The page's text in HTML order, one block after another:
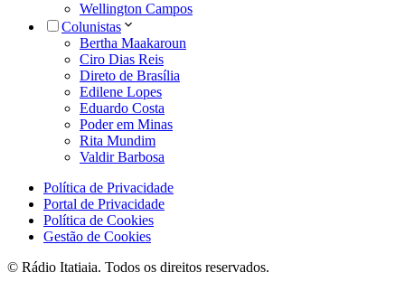
Wellington Campos
Colunistas
Bertha Maakaroun
Ciro Dias Reis
Direto de Brasília
Edilene Lopes
Eduardo Costa
Poder em Minas
Rita Mundim
Valdir Barbosa
Política de Privacidade
Portal de Privacidade
Política de Cookies
Gestão de Cookies
© Rádio Itatiaia. Todos os direitos reservados.